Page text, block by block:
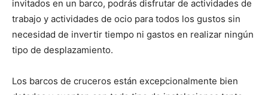
invitados en un barco, podrás disfrutar de actividades de
trabajo y actividades de ocio para todos los gustos sin
necesidad de invertir tiempo ni gastos en realizar ningún
tipo de desplazamiento.
Los barcos de cruceros están excepcionalmente bien